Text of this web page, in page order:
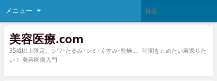
メニュー
美容医療.com
35歳以上限定。シワ･たるみ･シミ･くすみ･乾燥…、時間を止めたい若返りた
い！ 美容医療入門